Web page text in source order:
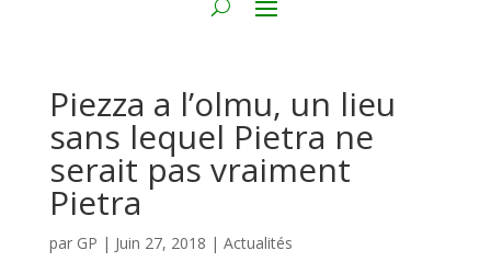
Piezza a l’olmu, un lieu
sans lequel Pietra ne
serait pas vraiment
Pietra
par GP | Juin 27, 2018 | Actualités